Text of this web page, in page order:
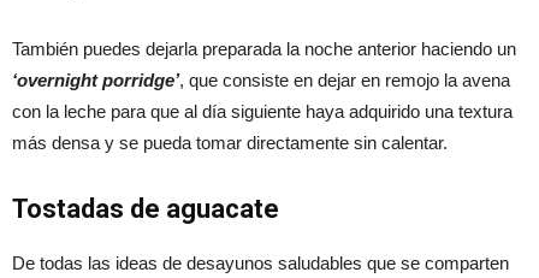
También puedes dejarla preparada la noche anterior haciendo un
‘overnight porridge’, que consiste en dejar en remojo la avena
con la leche para que al día siguiente haya adquirido una textura
más densa y se pueda tomar directamente sin calentar.
Tostadas de aguacate
De todas las ideas de desayunos saludables que se comparten